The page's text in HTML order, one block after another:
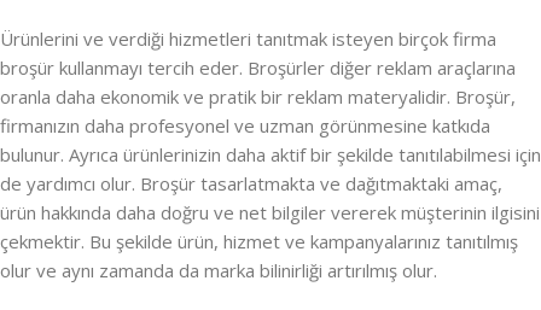
Ürünlerini ve verdiği hizmetleri tanıtmak isteyen birçok firma
broşür kullanmayı tercih eder. Broşürler diğer reklam araçlarına
oranla daha ekonomik ve pratik bir reklam materyalidir. Broşür,
firmanızın daha profesyonel ve uzman görünmesine katkıda
bulunur. Ayrıca ürünlerinizin daha aktif bir şekilde tanıtılabilmesi için
de yardımcı olur. Broşür tasarlatmakta ve dağıtmaktaki amaç,
ürün hakkında daha doğru ve net bilgiler vererek müşterinin ilgisini
çekmektir. Bu şekilde ürün, hizmet ve kampanyalarınız tanıtılmış
olur ve aynı zamanda da marka bilinirliği artırılmış olur.